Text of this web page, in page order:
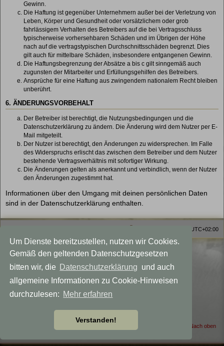
Um Dienste bereitzustellen, nutzen wir Cookies.
Gemäß den geltenden Datenschutzgesetzen
bitten wir, die
Datenschutzerklärung und auch
allgemeine Informationen zu Cookie-Hinweisen
durchzulesen: Mehr erfahren
Verstanden!
Gewinn.
Die Haftung ist gegenüber Unternehmern außer bei der Verletzung von
Leben, Körper und Gesundheit oder vorsätzlichem oder grob
fahrlässigem Verhalten des Betreibers auf die bei Vertragsschluss
typischerweise vorhersehbaren Schäden und im Übrigen der Höhe
nach auf die vertragstypischen Durchschnittsschäden begrenzt. Dies
gilt auch für mittelbare Schäden, insbesondere entgangenen Gewinn.
Die Haftungsbegrenzung der Absätze a bis c gilt sinngemäß auch
zugunsten der Mitarbeiter und Erfüllungsgehilfen des Betreibers.
Ansprüche für eine Haftung aus zwingendem nationalem Recht bleiben
unberührt.
6. ÄNDERUNGSVORBEHALT
Der Betreiber ist berechtigt, die Nutzungsbedingungen und die
Datenschutzerklärung zu ändern. Die Änderung wird dem Nutzer per E-
Mail mitgeteilt.
Der Nutzer ist berechtigt, den Änderungen zu widersprechen. Im Falle
des Widerspruchs erlischt das zwischen dem Betreiber und dem Nutzer
bestehende Vertragsverhältnis mit sofortiger Wirkung.
Die Änderungen gelten als anerkannt und verbindlich, wenn der Nutzer
den Änderungen zugestimmt hat.
Informationen über den Umgang mit deinen persönlichen Daten
sind in der Datenschutzerklärung enthalten.
UTC+02:00
Viewlegend Icon-Legende
Powered byphpBB ® Forum Software © phpBB Limited
Datenschutz |Nutzungsbedingungen
Style MagicMystical modified by
phpBB-Themes by: OnGrayDesigns.de
Nach oben